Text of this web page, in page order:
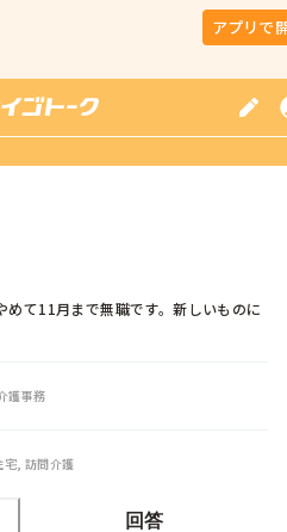
アプリで
て11月まで無職です。新しいものに
護事務
宅, 訪問介護
回答